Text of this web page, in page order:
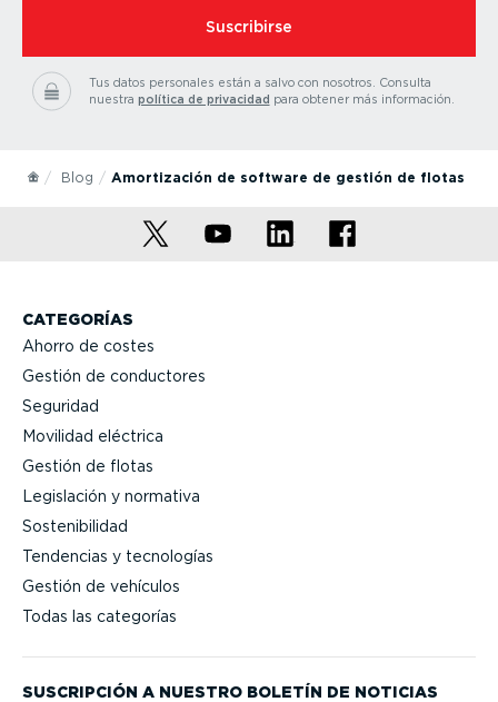
Suscribirse
Tus datos personales están a salvo con nosotros. Consulta
nuestra política de privacidad para obtener más información.
Blog Amortización de software de gestión de flotas
CATEGORÍAS
Ahorro de costes
Gestión de conductores
Seguridad
Movilidad eléctrica
Gestión de flotas
Legislación y normativa
Sostenibilidad
Tendencias y tecnologías
Gestión de vehículos
Todas las categorías
SUSCRIPCIÓN A NUESTRO BOLETÍN DE NOTICIAS